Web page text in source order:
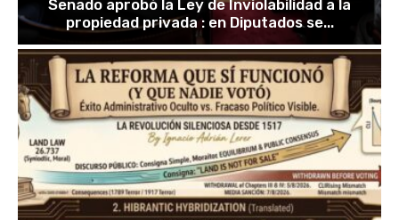
Senado aprobó la Ley de Inviolabilidad a la
propiedad privada : en Diputados se...